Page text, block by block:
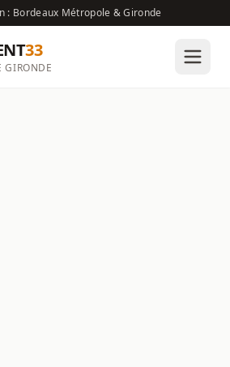
: Bordeaux Métropole & Gironde
33
GIRONDE